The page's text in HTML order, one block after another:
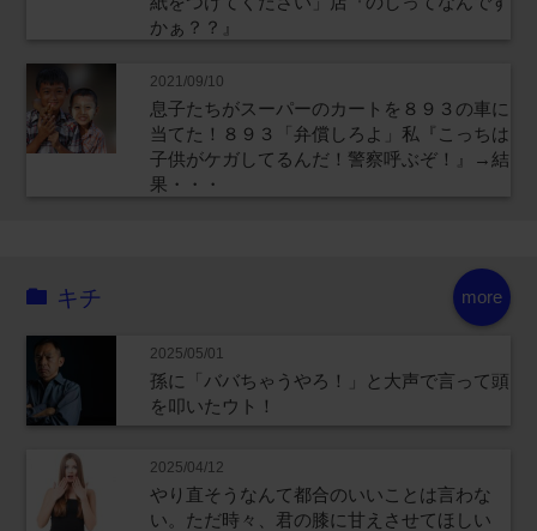
かぁ？？』
2021/09/10
息子たちがスーパーのカートを８９３の車に
当てた！８９３「弁償しろよ」私『こっちは
子供がケガしてるんだ！警察呼ぶぞ！』→結
果・・・
more
キチ
2025/05/01
孫に「ババちゃうやろ！」と大声で言って頭
を叩いたウト！
2025/04/12
やり直そうなんて都合のいいことは言わな
い。ただ時々、君の膝に甘えさせてほしい